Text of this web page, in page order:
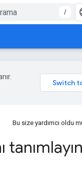
/
Bu size yardımcı oldu
tanımlayın